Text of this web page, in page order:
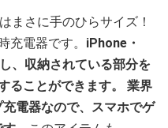
まさに手のひらサイズ！
充電器です。 iPhone・
、収納されている部分を
ることができます。 業界
電器なので、スマホでゲ